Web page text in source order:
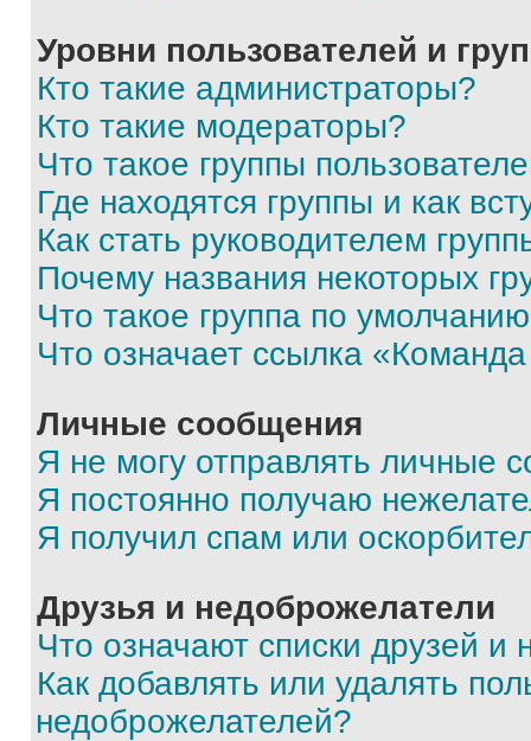
Уровни пользователей и
Кто такие администраторы?
Кто такие модераторы?
Что такое группы
Где находятся группы и как
Как стать руководителем
Почему названия некоторых
Что такое группа по
Что означает ссылка
Личные сообщения
Я не могу отправлять личные
Я постоянно получаю
Я получил спам или
Друзья и недоброжелатели
Что означают списки друзей и
Как добавлять или удалять
недоброжелателей?